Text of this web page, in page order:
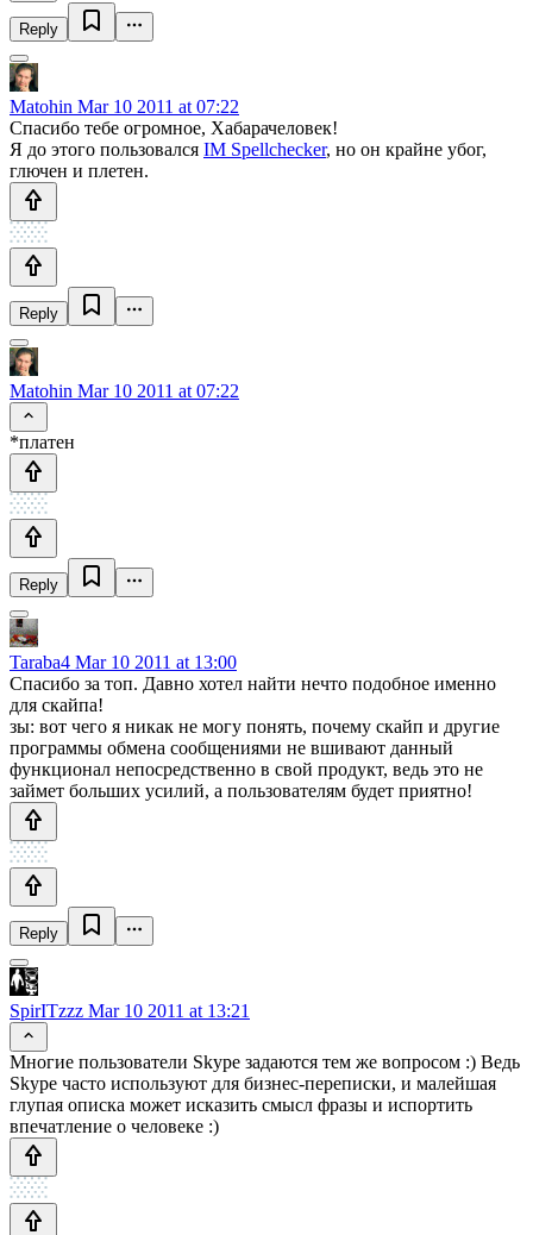
Reply
Matohin Mar 10 2011 at 07:22
Спасибо тебе огромное, Хабарачеловек!
Я до этого пользовался IM Spellchecker, но он крайне убог,
глючен и плетен.
Reply
Matohin Mar 10 2011 at 07:22
*платен
Reply
Taraba4 Mar 10 2011 at 13:00
Спасибо за топ. Давно хотел найти нечто подобное именно
для скайпа!
зы: вот чего я никак не могу понять, почему скайп и другие
программы обмена сообщениями не вшивают данный
функционал непосредственно в свой продукт, ведь это не
займет больших усилий, а пользователям будет приятно!
Reply
SpirITzzz Mar 10 2011 at 13:21
Многие пользователи Skype задаются тем же вопросом :) Ведь
Skype часто используют для бизнес-переписки, и малейшая
глупая описка может исказить смысл фразы и испортить
впечатление о человеке :)